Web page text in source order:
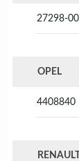
27298-
OPEL
4408840
RENAULT